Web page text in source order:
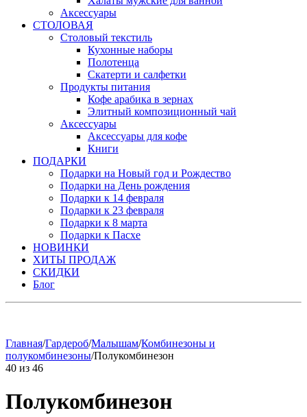
Аксессуары
СТОЛОВАЯ
Столовый текстиль
Кухонные наборы
Полотенца
Скатерти и салфетки
Продукты питания
Кофе арабика в зернах
Элитный композиционный чай
Аксессуары
Аксессуары для кофе
Книги
ПОДАРКИ
Подарки на Новый год и Рождество
Подарки на День рождения
Подарки к 14 февраля
Подарки к 23 февраля
Подарки к 8 марта
Подарки к Пасхе
НОВИНКИ
ХИТЫ ПРОДАЖ
СКИДКИ
Блог
Главная/Гардероб/Малышам/Комбинезоны и
полукомбинезоны/Полукомбинезон
40 из 46
Полукомбинезон